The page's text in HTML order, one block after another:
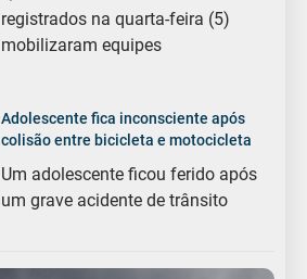
registrados na quarta-feira (5)
mobilizaram equipes
Adolescente fica inconsciente após
colisão entre bicicleta e motocicleta
Um adolescente ficou ferido após
um grave acidente de trânsito